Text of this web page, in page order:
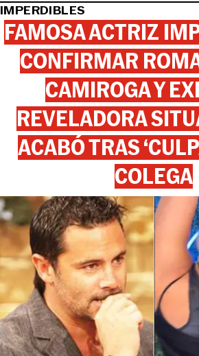
IMPERDIBLES
FAMOSA ACTRIZ
CONFIRMAR
CAMIROGA Y
REVELADORA
ACABÓ TRAS
COLEGA